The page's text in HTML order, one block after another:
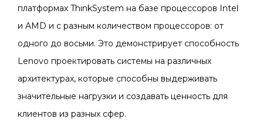
платформах ThinkSystem на базе процессоров Intel
и AMD и с разным количеством процессоров: от
одного до восьми. Это демонстрирует способность
Lenovo проектировать системы на различных
архитектурах, которые способны выдерживать
значительные нагрузки и создавать ценность для
клиентов из разных сфер.